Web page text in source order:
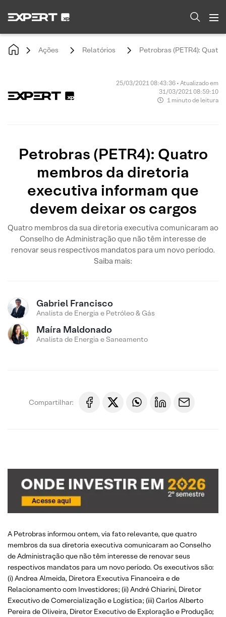
Ações Relatórios Petrobras (PETR4):
25/03/2021 08:43:36 • Atualizado em
31/03/2021 08:59:10
1 minuto de leitura
Petrobras (PETR4): Quatro
membros da diretoria
executiva informam que
devem deixar os cargos
Quatro membros da sua diretoria executiva comunicaram ao
Conselho de Administração que não têm interesse de
renovar seus respectivos mandatos para um novo período.
Saiba mais:
Gabriel Francisco
Analista de Energia e Petróleo & Gás
Maíra Maldonado
Analista de Energia e Saneamento
Compartilhar:
A Petrobras informou ontem, via fato relevante, que quatro
membros da sua diretoria executiva comunicaram ao Conselho
de Administração que não têm interesse de renovar seus
respectivos mandatos para um novo período. Os executivos são:
(i) Andrea Almeida, Diretora Executiva Financeira e de
Relacionamento com Investidores; (ii) André Chiarini, Diretor
Executivo de Comercialização e Logística; (iii) Carlos Alberto
Pereira de Oliveira, Diretor Executivo de Exploração e Produção;